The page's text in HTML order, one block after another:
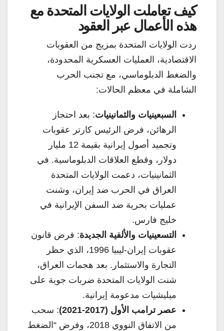
كيف تعاملت الولايات المتحدة مع
هذه الأعمال عبر العقود
ردت الولايات المتحدة بمزيج من العقوبات
الاقتصادية، العمليات العسكرية المحدودة،
والضغط الدبلوماسي، مع تجنب الحرب
الشاملة في معظم الحالات:
السبعينيات والثمانينيات: بعد احتجاز
الرهائن، فرض الرئيس كارتر عقوبات
وتجميد أصول إيرانية بقيمة 12 مليار
دولار، وقطع العلاقات الدبلوماسية. في
الثمانينيات، دعمت الولايات المتحدة
العراق في الحرب ضد إيران، وشنت
عمليات بحرية ضد السفن الإيرانية في
خليج فارس.
التسعينيات والألفية الجديدة: فرض قانون
عقوبات إيران-ليبيا 1996، الذي حظر
التجارة والاستثمار. بعد هجمات العراق،
شنت الولايات المتحدة ضربات جوية على
ميليشيات مدعومة إيرانية.
عصر ترامب الأول (2017-2021)
: سحب
من الاتفاق النووي 2018، وفرض “الضغط